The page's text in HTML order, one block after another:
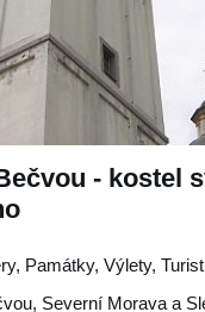
- kostel
Památky, Výlety,
, Severní Morava a